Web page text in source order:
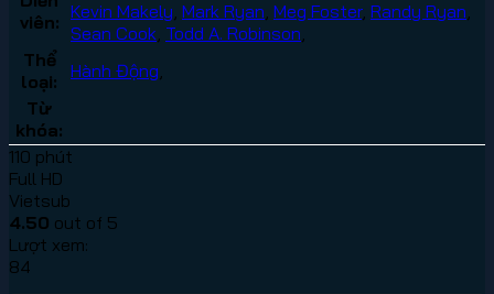
viên: Kevin Makely Mark Ryan Meg Foster, Randy Ryan
Sean Cook Todd A. Robinson
Thể
loại:
Hành Động
Từ
khóa:
110 phút
Full HD
Vietsub
4.50 out of 5
Lượt xem:
84